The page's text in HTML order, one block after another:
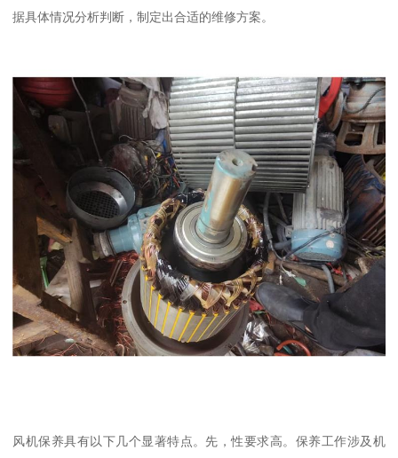
据具体情况分析判断，制定出合适的维修方案。
风机保养具有以下几个显著特点。先，性要求高。保养工作涉及机